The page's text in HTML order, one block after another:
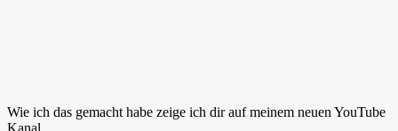
Wie ich das gemacht habe zeige ich dir auf meinem neuen YouTube
Kanal.